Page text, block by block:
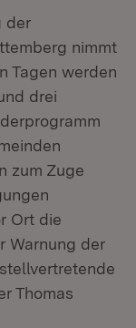
der
nimmt
Tagen werden
drei
zum Zuge
Ort die
Warnung der
Thomas